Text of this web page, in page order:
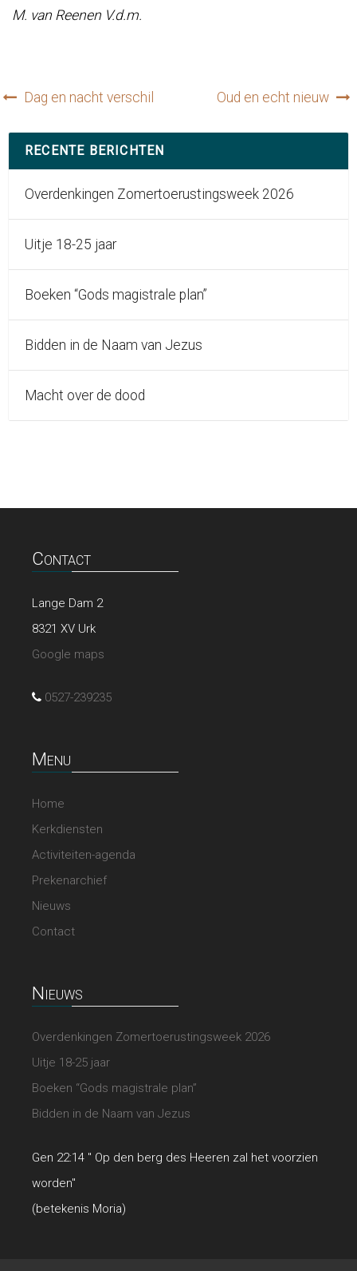
M. van Reenen V.d.m.
Bericht
navigatie
Dag en nacht verschil Oud en echt nieuw
RECENTE BERICHTEN
Overdenkingen Zomertoerustingsweek 2026
Uitje 18-25 jaar
Boeken “Gods magistrale plan”
Bidden in de Naam van Jezus
Macht over de dood
Contact
Lange Dam 2
8321 XV Urk
Google maps
0527-239235
Menu
Home
Kerkdiensten
Activiteiten-agenda
Prekenarchief
Nieuws
Contact
Nieuws
Overdenkingen Zomertoerustingsweek 2026
Uitje 18-25 jaar
Boeken “Gods magistrale plan”
Bidden in de Naam van Jezus
Gen 22:14 " Op den berg des Heeren zal het voorzien
worden"
(betekenis Moria)